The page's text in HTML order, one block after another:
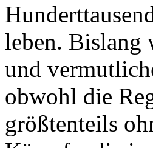
leben. Bislang
und
obwohl die
größtenteils